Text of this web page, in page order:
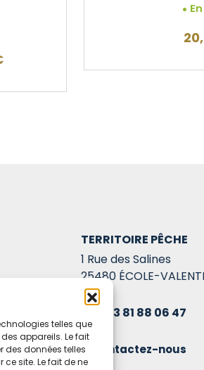
telles que
appareils. Le fait
des données telles
site. Le fait de ne
TERRITOIRE PÊCHE
1 Rue des Salines
25480 ÉCOLE-
03 81 88 06 47
Contactez-nous